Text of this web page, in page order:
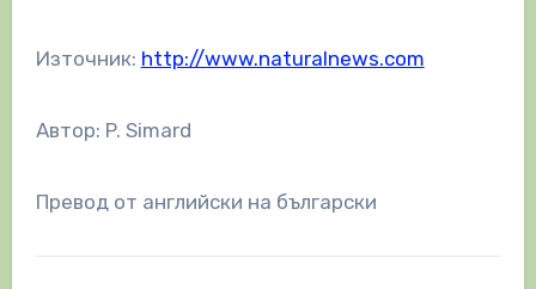
Източник: http://www.naturalnews.com
Автор: P. Simard
Превод от английски на български